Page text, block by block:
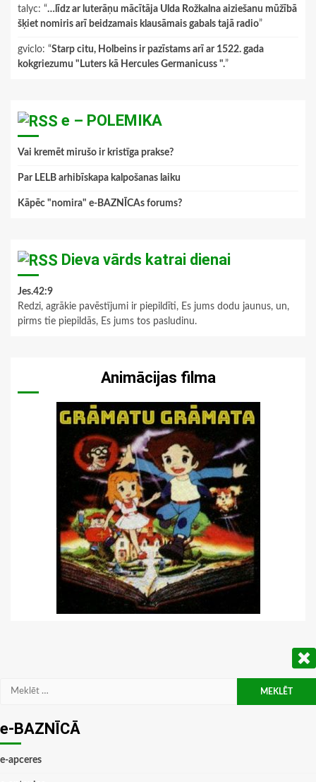
talyc: “…līdz ar luterāņu mācītāja Ulda Rožkalna aiziešanu mūžībā
šķiet nomiris arī beidzamais klausāmais gabals tajā radio”
gviclo: “Starp citu, Holbeins ir pazīstams arī ar 1522. gada
kokgriezumu "Luters kā Hercules Germanicuss ".”
e – POLEMIKA
Vai kremēt mirušo ir kristīga prakse?
Par LELB arhibīskapa kalpošanas laiku
Kāpēc "nomira" e-BAZNĪCAs forums?
Dieva vārds katrai dienai
Jes.42:9
Redzi, agrākie pavēstījumi ir piepildīti, Es jums dodu jaunus, un,
pirms tie piepildās, Es jums tos pasludinu.
Animācijas filma
Meklēt:
e-BAZNĪCĀ
e-apceres